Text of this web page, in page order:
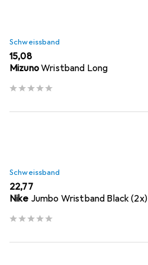
Schweissband
EUR
15,08
MizunoWristband Long
Schweissband
EUR
22,77
Nike Jumbo Wristband Black (2x)